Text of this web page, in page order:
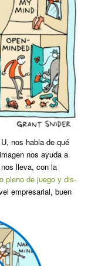
nos habla de qué
nos ayuda a
lleva, con la
pleno de juego y dis-
empresarial, buen